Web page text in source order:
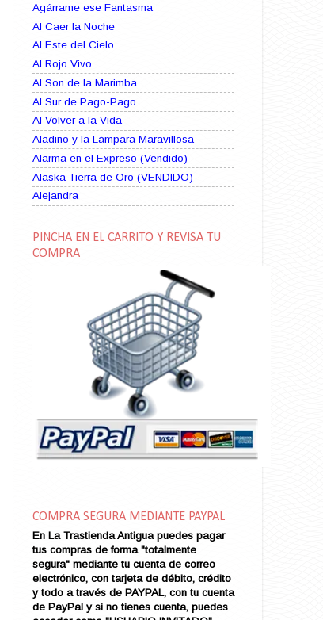
Agárrame ese Fantasma
Al Caer la Noche
Al Este del Cielo
Al Rojo Vivo
Al Son de la Marimba
Al Sur de Pago-Pago
Al Volver a la Vida
Aladino y la Lámpara Maravillosa
Alarma en el Expreso (Vendido)
Alaska Tierra de Oro (VENDIDO)
Alejandra
Alma Zíngara
Alma en Suplicio (VENDIDO)
Amame esta Noche (VENDIDO)
Amanda La Paciente Peligrosa
Amarga Victoria
Amor a Medianoche
Amor en Conserva (VENDIDO)
Amor que Mata
Amor sin Refugio
Ana Karenina
Ana de Brooklyn
Ana y El Rey de Siam
Anatomía de un Asesinato
Andrés Harvey Millonario (VENDIDO)
Andrés Harvey Tenorio
PINCHA EN EL CARRITO Y REVISA TU
COMPRA
COMPRA SEGURA MEDIANTE PAYPAL
En La Trastienda Antigua puedes pagar
tus compras de forma "totalmente
segura" mediante tu cuenta de correo
electrónico, con tarjeta de débito, crédito
y todo a través de PAYPAL, con tu cuenta
de PayPal y si no tienes cuenta, puedes